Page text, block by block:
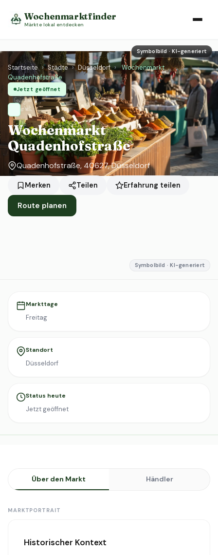
Wochenmarktfinder
Märkte lokal entdecken
Symbolbild · KI-generiert
Startseite › Städte › Düsseldorf ›
Wochenmarkt
Quadenhofstraße
Jetzt geöffnet
Wochenmarkt
Quadenhofstraße
Quadenhofstraße, 40627, Düsseldorf
Merken Teilen Erfahrung teilen
Route planen
Symbolbild · KI-generiert
Markttage
Freitag
Standort
Düsseldorf
Status heute
Jetzt geöffnet
Über den Markt Händler
MARKTPORTRAIT
Historischer Kontext